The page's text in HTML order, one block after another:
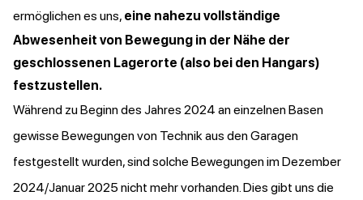
ermöglichen es uns, eine nahezu vollständige
Abwesenheit von Bewegung in der Nähe der
geschlossenen Lagerorte (also bei den Hangars)
festzustellen.
Während zu Beginn des Jahres 2024 an einzelnen Basen
gewisse Bewegungen von Technik aus den Garagen
festgestellt wurden, sind solche Bewegungen im Dezember
2024/Januar 2025 nicht mehr vorhanden. Dies gibt uns die